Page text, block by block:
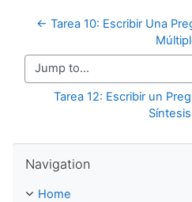
← Tarea 10: Escribir Una
Jump to...
Tarea 12: Escribir un
Navigation
Home